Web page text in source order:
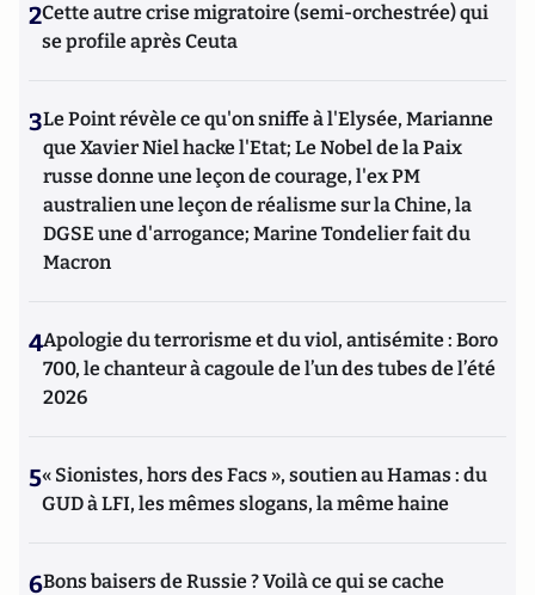
2Cette autre crise migratoire (semi-orchestrée) qui
se profile après Ceuta
3Le Point révèle ce qu'on sniffe à l'Elysée, Marianne
que Xavier Niel hacke l'Etat; Le Nobel de la Paix
russe donne une leçon de courage, l'ex PM
australien une leçon de réalisme sur la Chine, la
DGSE une d'arrogance; Marine Tondelier fait du
Macron
4Apologie du terrorisme et du viol, antisémite : Boro
700, le chanteur à cagoule de l’un des tubes de l’été
2026
5« Sionistes, hors des Facs », soutien au Hamas : du
GUD à LFI, les mêmes slogans, la même haine
6Bons baisers de Russie ? Voilà ce qui se cache